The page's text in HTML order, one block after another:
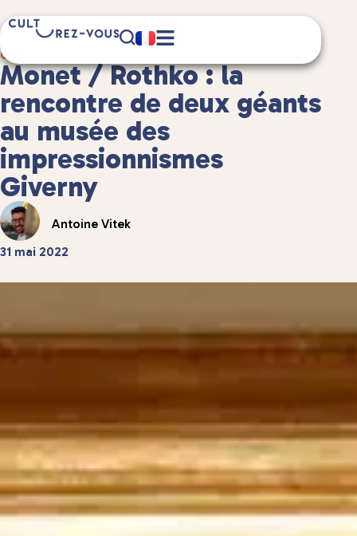
Culture
4 minute(s) de lecture
Monet / Rothko : la
rencontre de deux géants
au musée des
impressionnismes
Giverny
Antoine Vitek
31 mai 2022